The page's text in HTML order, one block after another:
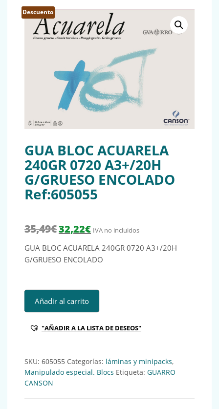
Descuento
GUA BLOC ACUARELA
240GR 0720 A3+/20H
G/GRUESO ENCOLADO
Ref:605055
35,49€ El precio original era: 35,49€.
32,22€El precio actual es: 32,22€.
IVA no incluidos
GUA BLOC ACUARELA 240GR 0720 A3+/20H
G/GRUESO ENCOLADO
Añadir al carrito
"AÑADIR A LA LISTA DE DESEOS"
SKU: 605055 Categorías: láminas y minipacks,
Manipulado especial. Blocs Etiqueta: GUARRO
CANSON